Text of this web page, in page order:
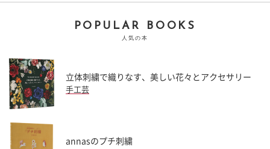
POPULAR BOOKS
人気の本
立体刺繍で織りなす、美しい花々とアクセサリー
手工芸
annasのプチ刺繍